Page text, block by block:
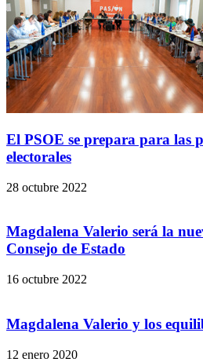
El PSOE se prepara para las
electorales
28 octubre 2022
Magdalena Valerio será la
Consejo de Estado
16 octubre 2022
Magdalena Valerio y los
12 enero 2020